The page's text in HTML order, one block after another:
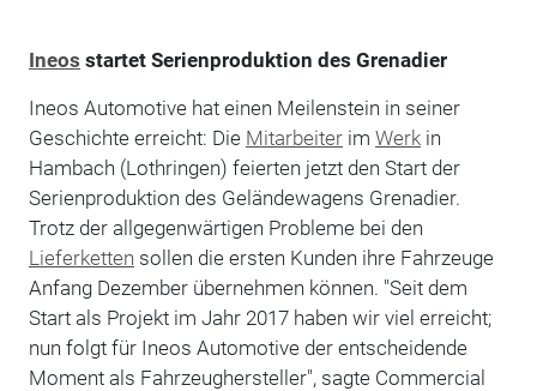
Ineos startet Serienproduktion des Grenadier
Ineos Automotive hat einen Meilenstein in seiner
Geschichte erreicht: Die Mitarbeiterim Werkin
Hambach (Lothringen) feierten jetzt den Start der
Serienproduktion des Geländewagens Grenadier.
Trotz der allgegenwärtigen Probleme bei den
Lieferketten sollen die ersten Kunden ihre Fahrzeuge
Anfang Dezember übernehmen können. "Seit dem
Start als Projekt im Jahr 2017 haben wir viel erreicht;
nun folgt für Ineos Automotive der entscheidende
Moment als Fahrzeughersteller", sagte Commercial